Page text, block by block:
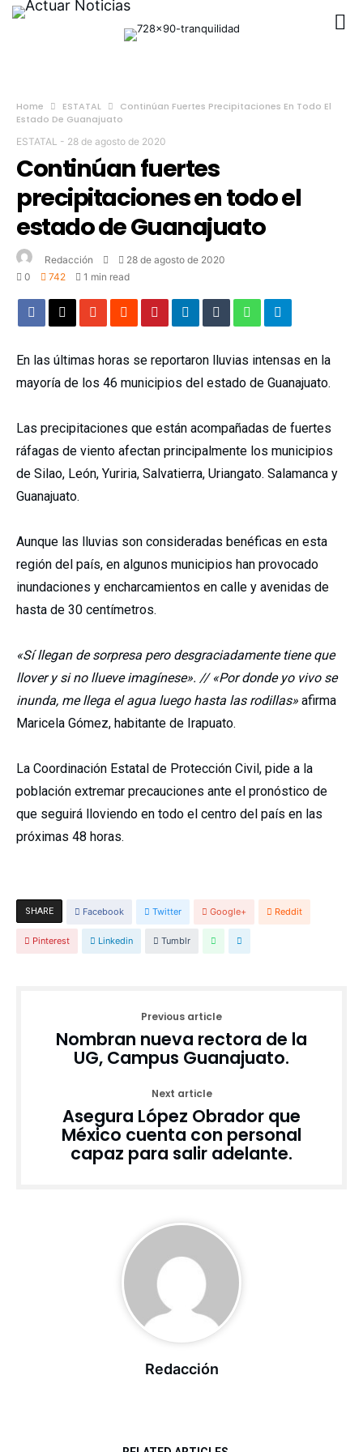
Home ESTATAL
Continúan Fuertes Precipitaciones En Todo El
Estado De Guanajuato
ESTATAL - 28 de agosto de 2020
Continúan fuertes
precipitaciones en todo el
estado de Guanajuato
Redacción
28 de agosto de 2020
0
742 1 min read
En las últimas horas se reportaron lluvias intensas en la
mayoría de los 46 municipios del estado de Guanajuato.
Las precipitaciones que están acompañadas de fuertes
ráfagas de viento afectan principalmente los municipios
de Silao, León, Yuriria, Salvatierra, Uriangato. Salamanca y
Guanajuato.
Aunque las lluvias son consideradas benéficas en esta
región del país, en algunos municipios han provocado
inundaciones y encharcamientos en calle y avenidas de
hasta de 30 centímetros.
«Sí llegan de sorpresa pero desgraciadamente tiene que
llover y si no llueve imagínese». // «Por donde yo vivo se
inunda, me llega el agua luego hasta las rodillas» afirma
Maricela Gómez, habitante de Irapuato.
La Coordinación Estatal de Protección Civil, pide a la
población extremar precauciones ante el pronóstico de
que seguirá lloviendo en todo el centro del país en las
próximas 48 horas.
SHARE Facebook Twitter Google+ Reddit
Pinterest Linkedin Tumblr
Previous article
Nombran nueva rectora de la
UG, Campus Guanajuato.
Next article
Asegura López Obrador que
México cuenta con personal
capaz para salir adelante.
Redacción